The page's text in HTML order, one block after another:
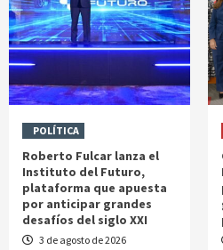
POLÍTICA
Roberto Fulcar lanza el
Instituto del Futuro,
plataforma que apuesta
por anticipar grandes
desafíos del siglo XXI
3 de agosto de 2026